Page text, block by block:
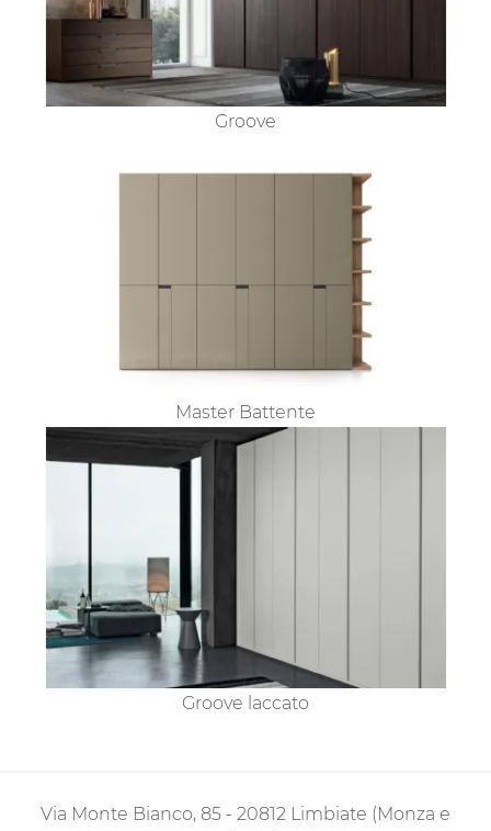
Groove
Master Battente
Groove laccato
Via Monte Bianco, 85 - 20812 Limbiate (Monza e